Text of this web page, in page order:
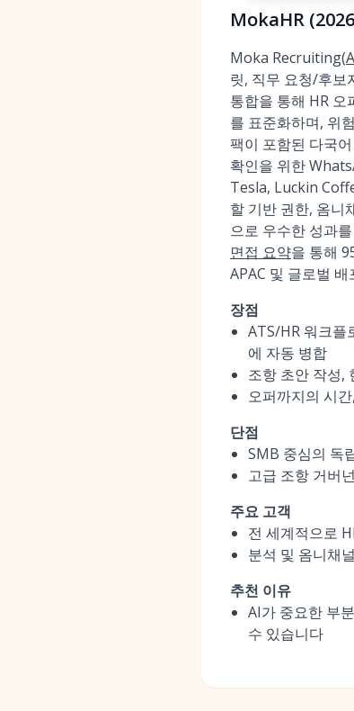
MokaHR
Moka Recruiting(
릿, 직무 요청/후보
통합을 통해 HR
를 표준화하며, 위
팩이 포함된 다국
확인을 위한
Tesla, Luckin
할 기반 권한, 옴니
으로 우수한 성과
면접 요약을 통해
APAC 및 글로벌
장점
ATS/HR 워크플
에 자동 병합
조항 초안 작성,
오퍼까지의 시
단점
SMB 중심의 독
고급 조항 거버
주요 고객
전 세계적으로
분석 및 옴니채
추천 이유
AI가 중요한 부
수 있습니다